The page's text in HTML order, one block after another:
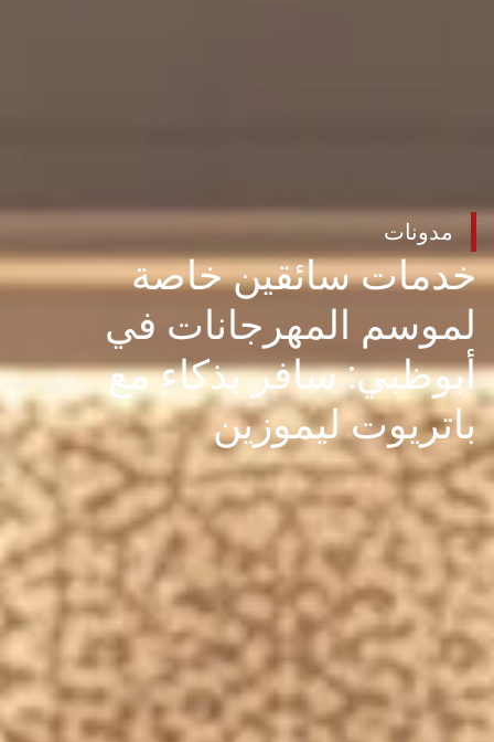
مدونات
خدمات سائقين خاصة
لموسم المهرجانات في
أبوظبي: سافر بذكاء مع
باتريوت ليموزين